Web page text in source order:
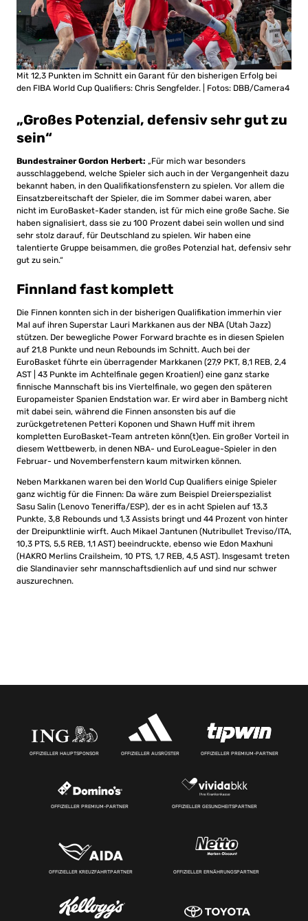
Mit 12,3 Punkten im Schnitt ein Garant für den bisherigen Erfolg bei
den FIBA World Cup Qualifiers: Chris Sengfelder. | Fotos: DBB/Camera4
„Großes Potenzial, defensiv sehr gut zu
sein“
Bundestrainer Gordon Herbert: „Für mich war besonders
ausschlaggebend, welche Spieler sich auch in der Vergangenheit dazu
bekannt haben, in den Qualifikationsfenstern zu spielen. Vor allem die
Einsatzbereitschaft der Spieler, die im Sommer dabei waren, aber
nicht im EuroBasket-Kader standen, ist für mich eine große Sache. Sie
haben signalisiert, dass sie zu 100 Prozent dabei sein wollen und sind
sehr stolz darauf, für Deutschland zu spielen. Wir haben eine
talentierte Gruppe beisammen, die großes Potenzial hat, defensiv sehr
gut zu sein.“
Finnland fast komplett
Die Finnen konnten sich in der bisherigen Qualifikation immerhin vier
Mal auf ihren Superstar Lauri Markkanen aus der NBA (Utah Jazz)
stützen. Der bewegliche Power Forward brachte es in diesen Spielen
auf 21,8 Punkte und neun Rebounds im Schnitt. Auch bei der
EuroBasket führte ein überragender Markkanen (27,9 PKT, 8,1 REB, 2,4
AST | 43 Punkte im Achtelfinale gegen Kroatien!) eine ganz starke
finnische Mannschaft bis ins Viertelfinale, wo gegen den späteren
Europameister Spanien Endstation war. Er wird aber in Bamberg nicht
mit dabei sein, während die Finnen ansonsten bis auf die
zurückgetretenen Petteri Koponen und Shawn Huff mit ihrem
kompletten EuroBasket-Team antreten könn(t)en. Ein großer Vorteil in
diesem Wettbewerb, in denen NBA- und EuroLeague-Spieler in den
Februar- und Novemberfenstern kaum mitwirken können.
Neben Markkanen waren bei den World Cup Qualifiers einige Spieler
ganz wichtig für die Finnen: Da wäre zum Beispiel Dreierspezialist
Sasu Salin (Lenovo Teneriffa/ESP), der es in acht Spielen auf 13,3
Punkte, 3,8 Rebounds und 1,3 Assists bringt und 44 Prozent von hinter
der Dreipunktlinie wirft. Auch Mikael Jantunen (Nutribullet Treviso/ITA,
10,3 PTS, 5,5 REB, 1,1 AST) beeindruckte, ebenso wie Edon Maxhuni
(HAKRO Merlins Crailsheim, 10 PTS, 1,7 REB, 4,5 AST). Insgesamt treten
die Slandinavier sehr mannschaftsdienlich auf und sind nur schwer
auszurechnen.
OFFIZIELLER HAUPTSPONSOR OFFIZIELLER AUSRÜSTER OFFIZIELLER PREMIUM-PARTNER
OFFIZIELLER PREMIUM-PARTNER OFFIZIELLER GESUNDHEITSPARTNER
OFFIZIELLER KREUZFAHRTPARTNER OFFIZIELLER ERNÄHRUNGSPARTNER